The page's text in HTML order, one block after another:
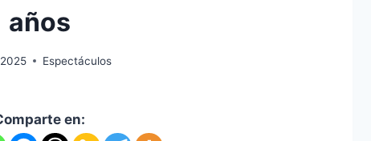
años
Espectáculos
en: